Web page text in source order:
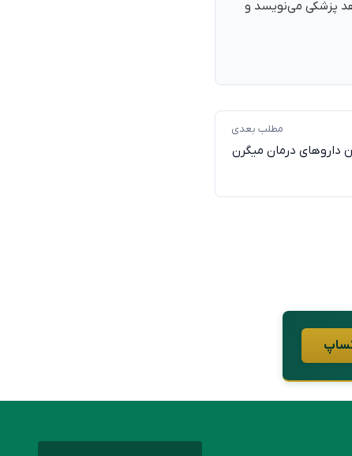
پزشکی می‌نویسد و
مطلب بعدی
دارو‌های درمان میگرن